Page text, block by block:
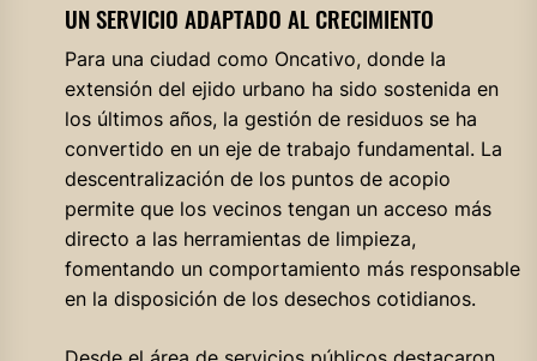
UN SERVICIO ADAPTADO AL CRECIMIENTO
Para una ciudad como Oncativo, donde la
extensión del ejido urbano ha sido sostenida en
los últimos años, la gestión de residuos se ha
convertido en un eje de trabajo fundamental. La
descentralización de los puntos de acopio
permite que los vecinos tengan un acceso más
directo a las herramientas de limpieza,
fomentando un comportamiento más responsable
en la disposición de los desechos cotidianos.